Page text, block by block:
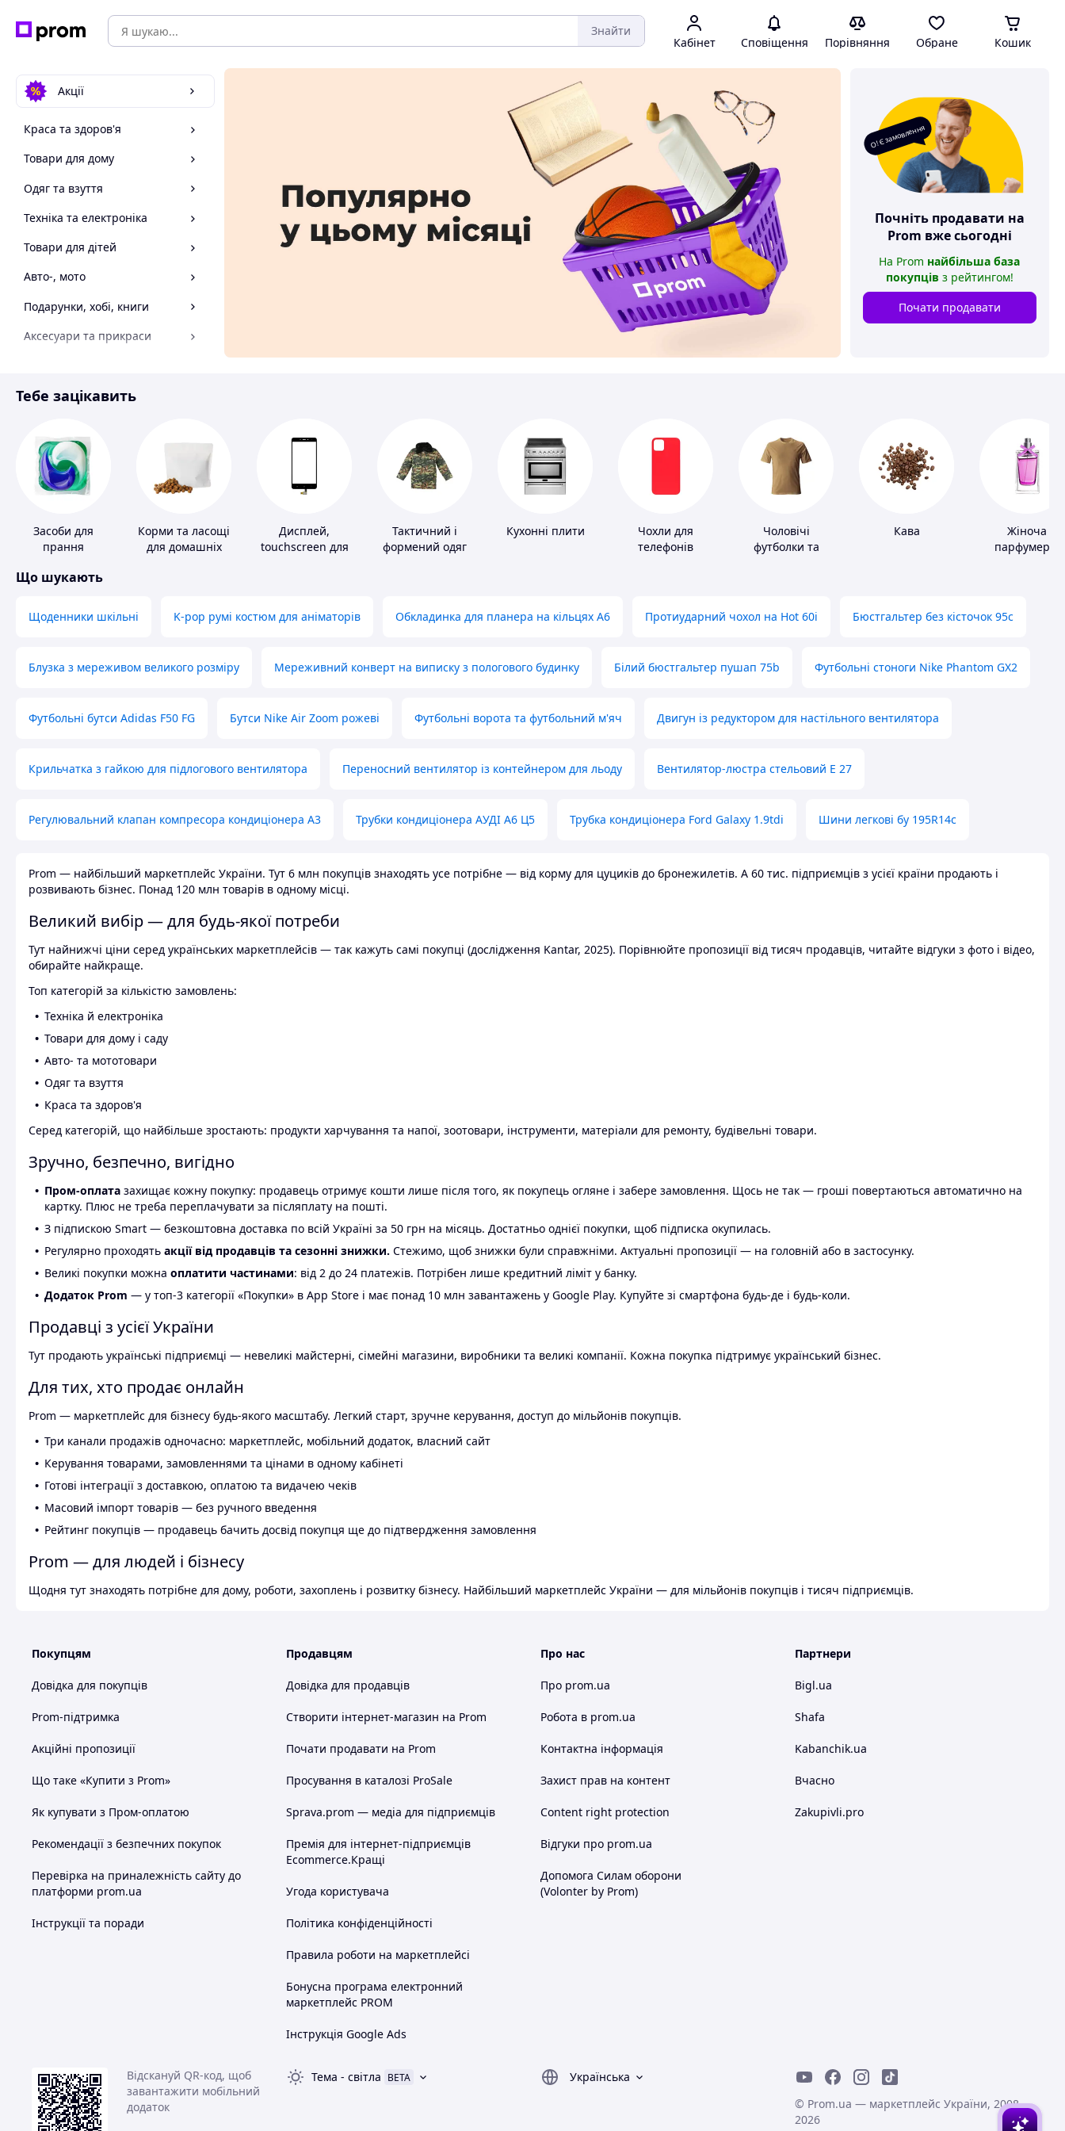
Знайти
Кабінет Сповіщення Порівняння Обране Кошик
Акції
Краса та здоров'я
Товари для дому
Одяг та взуття
Техніка та електроніка
Товари для дітей
Авто-, мото
Подарунки, хобі, книги
Аксесуари та прикраси
Спорт і відпочинок
О! Є замовлення
Почніть продавати на
Prom вже сьогодні
На Prom найбільша база
покупців з рейтингом!
Почати продавати
Тебе зацікавить
Засоби для
прання
Корми та ласощі
для домашніх
Дисплей,
touchscreen для
Тактичний і
формений одяг
Кухонні плити
Чохли для
телефонів
Чоловічі
футболки та
Кава
Жіноча
парфумерія
Що шукають
Щоденники шкільні K-pop румі костюм для аніматорів Обкладинка для планера на кільцях А6 Протиударний чохол на Hot 60i Бюстгальтер без кісточок 95с
Блузка з мереживом великого розміру Мереживний конверт на виписку з пологового будинку Білий бюстгальтер пушап 75b Футбольні стоноги Nike Phantom GX2
Футбольні бутси Adidas F50 FG Бутси Nike Air Zoom рожеві Футбольні ворота та футбольний м'яч Двигун із редуктором для настільного вентилятора
Крильчатка з гайкою для підлогового вентилятора Переносний вентилятор із контейнером для льоду Вентилятор-люстра стельовий E 27
Регулювальний клапан компресора кондиціонера А3 Трубки кондиціонера АУДІ А6 Ц5 Трубка кондиціонера Ford Galaxy 1.9tdi Шини легкові бу 195R14c
Prom — найбільший маркетплейс України. Тут 6 млн покупців знаходять усе потрібне — від корму для цуциків до бронежилетів. А 60 тис. підприємців з усієї країни продають і
розвивають бізнес. Понад 120 млн товарів в одному місці.
Великий вибір — для будь-якої потреби
Тут найнижчі ціни серед українських маркетплейсів — так кажуть самі покупці (дослідження Kantar, 2025). Порівнюйте пропозиції від тисяч продавців, читайте відгуки з фото і відео,
обирайте найкраще.
Топ категорій за кількістю замовлень:
Техніка й електроніка
Товари для дому і саду
Авто- та мототовари
Одяг та взуття
Краса та здоров'я
Серед категорій, що найбільше зростають: продукти харчування та напої, зоотовари, інструменти, матеріали для ремонту, будівельні товари.
Зручно, безпечно, вигідно
Пром-оплата захищає кожну покупку: продавець отримує кошти лише після того, як покупець огляне і забере замовлення. Щось не так — гроші повертаються автоматично на
картку. Плюс не треба переплачувати за післяплату на пошті.
З підпискою Smart — безкоштовна доставка по всій Україні за 50 грн на місяць. Достатньо однієї покупки, щоб підписка окупилась.
Регулярно проходять акції від продавців та сезонні знижки. Стежимо, щоб знижки були справжніми. Актуальні пропозиції — на головній або в застосунку.
Великі покупки можна оплатити частинами: від 2 до 24 платежів. Потрібен лише кредитний ліміт у банку.
Додаток Prom — у топ-3 категорії «Покупки» в App Store і має понад 10 млн завантажень у Google Play. Купуйте зі смартфона будь-де і будь-коли.
Продавці з усієї України
Тут продають українські підприємці — невеликі майстерні, сімейні магазини, виробники та великі компанії. Кожна покупка підтримує український бізнес.
Для тих, хто продає онлайн
Prom — маркетплейс для бізнесу будь-якого масштабу. Легкий старт, зручне керування, доступ до мільйонів покупців.
Три канали продажів одночасно: маркетплейс, мобільний додаток, власний сайт
Керування товарами, замовленнями та цінами в одному кабінеті
Готові інтеграції з доставкою, оплатою та видачею чеків
Масовий імпорт товарів — без ручного введення
Рейтинг покупців — продавець бачить досвід покупця ще до підтвердження замовлення
Prom — для людей і бізнесу
Щодня тут знаходять потрібне для дому, роботи, захоплень і розвитку бізнесу. Найбільший маркетплейс України — для мільйонів покупців і тисяч підприємців.
Покупцям
Довідка для покупців
Prom-підтримка
Акційні пропозиції
Що таке «Купити з Prom»
Як купувати з Пром-оплатою
Рекомендації з безпечних покупок
Перевірка на приналежність сайту до
платформи prom.ua
Інструкції та поради
Продавцям
Довідка для продавців
Створити інтернет-магазин на Prom
Почати продавати на Prom
Просування в каталозі ProSale
Sprava.prom — медіа для підприємців
Премія для інтернет-підприємців
Ecommerce.Кращі
Угода користувача
Політика конфіденційності
Правила роботи на маркетплейсі
Бонусна програма електронний
маркетплейс PROM
Інструкція Google Ads
Про нас
Про prom.ua
Робота в prom.ua
Контактна інформація
Захист прав на контент
Content right protection
Відгуки про prom.ua
Допомога Силам оборони
(Volonter by Prom)
Партнери
Bigl.ua
Shafa
Kabanchik.ua
Вчасно
Zakupivli.pro
Відскануй QR-код, щоб
завантажити мобільний
додаток
Тема - світла BETA
Українська
© Prom.ua — маркетплейс України, 2008-
2026